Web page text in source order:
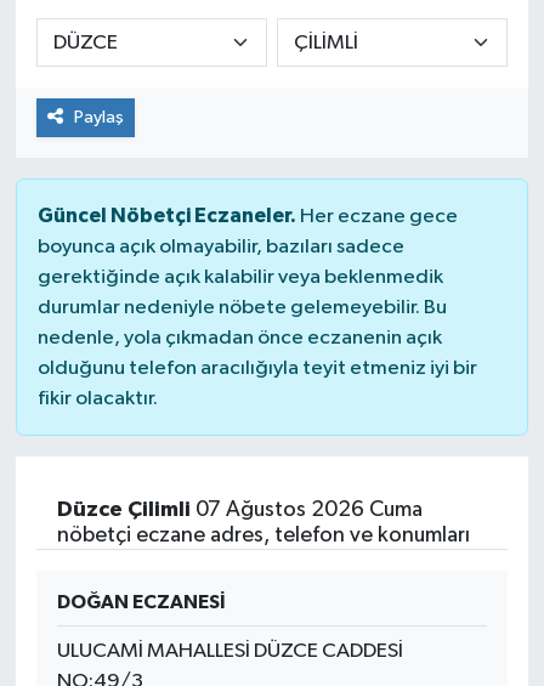
Paylaş
Güncel Nöbetçi Eczaneler. Her eczane gece
boyunca açık olmayabilir, bazıları sadece
gerektiğinde açık kalabilir veya beklenmedik
durumlar nedeniyle nöbete gelemeyebilir. Bu
nedenle, yola çıkmadan önce eczanenin açık
olduğunu telefon aracılığıyla teyit etmeniz iyi bir
fikir olacaktır.
Düzce Çilimli 07 Ağustos 2026 Cuma
nöbetçi eczane adres, telefon ve konumları
DOĞAN ECZANESİ
ULUCAMİ MAHALLESİ DÜZCE CADDESİ
NO:49/3
Sağlık
Spor
Yaşam